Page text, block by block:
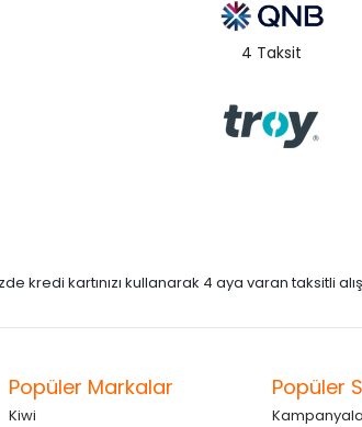
4 Taksit
kredi kartınızı kullanarak 4 aya varan taksitli
Popüler Markalar
Kiwi
Popüler